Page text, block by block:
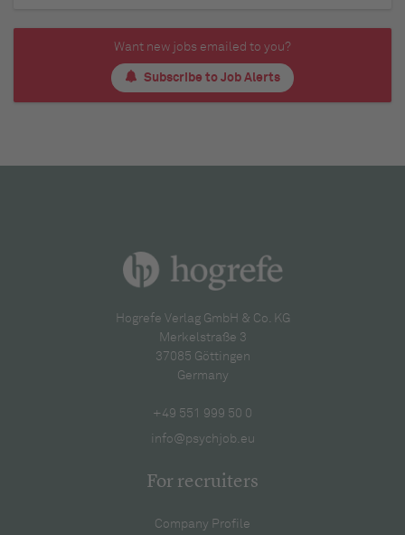
Want new jobs emailed to you?
Subscribe to Job Alerts
Hogrefe Verlag GmbH & Co. KG
Merkelstraße 3
37085 Göttingen
Germany
+49 551 999 50 0
info@psychjob.eu
For recruiters
Company Profile